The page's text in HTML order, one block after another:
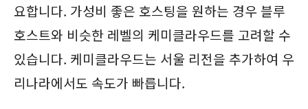
요합니다. 가성비 좋은 호스팅을 원하는 경우 블루
호스트와 비슷한 레벨의 케미클라우드를 고려할 수
있습니다. 케미클라우드는 서울 리전을 추가하여 우
리나라에서도 속도가 빠릅니다.